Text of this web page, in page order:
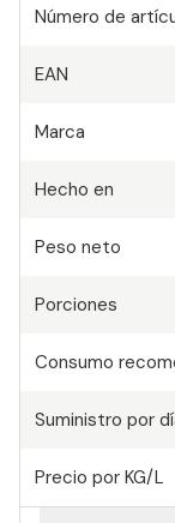
Número de
EAN
Marca
Hecho en
Peso neto
Porciones
Consumo
Suministro por
Precio por KG/L